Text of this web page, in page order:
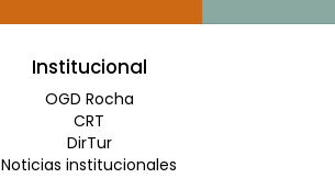
Institucional
OGD Rocha
CRT
DirTur
Noticias institucionales